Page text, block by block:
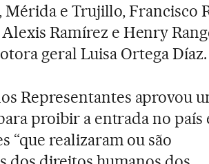
Mérida e Trujillo, Francisco
Ramírez e Henry
geral Luisa Ortega Díaz.
Representantes aprovou
proibir a entrada no país
“que realizaram ou são